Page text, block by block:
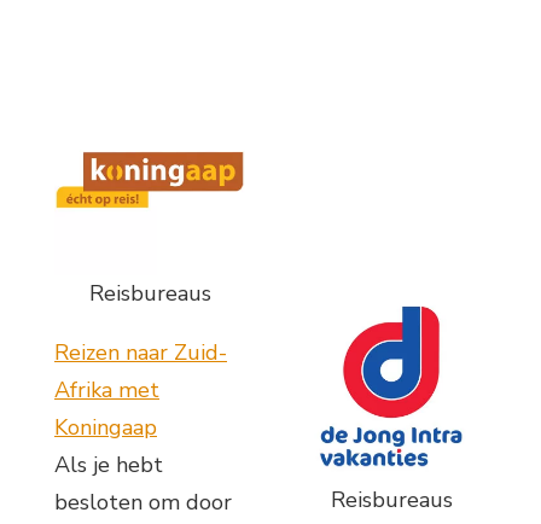
Reisbureaus
Reizen naar Zuid-
Afrika met
Koningaap
Als je hebt
besloten om door
Reisbureaus